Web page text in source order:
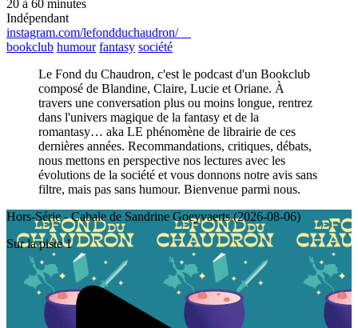
20 à 60 minutes
Indépendant
instagram.com/lefondduchaudron/
bookclub humour fantasy société
Le Fond du Chaudron, c'est le podcast d'un Bookclub
composé de Blandine, Claire, Lucie et Oriane. À
travers une conversation plus ou moins longue, rentrez
dans l'univers magique de la fantasy et de la
romantasy… aka LE phénomène de librairie de ces
dernières années. Recommandations, critiques, débats,
nous mettons en perspective nos lectures avec les
évolutions de la société et vous donnons notre avis sans
filtre, mais pas sans humour. Bienvenue parmi nous.
Hors-Série - Cabale de Sandrine Goeyvaerts (2026-08-06)
Sur la piste 1